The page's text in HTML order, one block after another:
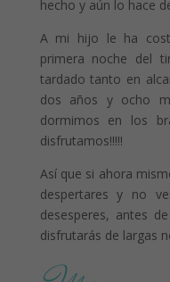
hecho y aún lo hace
A mi hijo le ha
primera noche del
tardado tanto en
dos años y ocho
dormimos en los
disfrutamos!!!!!
Así que si ahora
despertares y no
desesperes, antes
disfrutarás de largas